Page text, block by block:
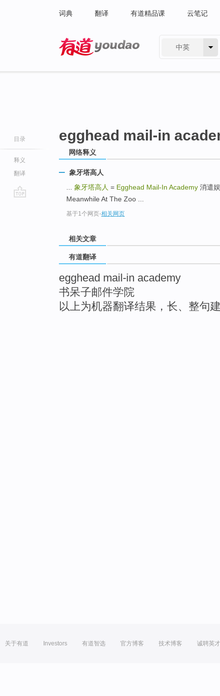
词典 翻译 有道精品课 云笔记
中英
目录
释义
翻译
egghead mail-in
网络释义
象牙塔高人
象牙塔高人 = Egghead Mail-In Academy 消遣
Meanwhile At The Zoo ...
基于1个网页-相关网页
相关文章
有道翻译
egghead mail-in academy
书呆子邮件学院
以上为机器翻译结果，长、整句
关于有道 Investors 有道智选 官方博客 技术博客 诚聘英才